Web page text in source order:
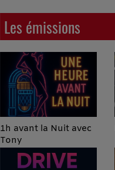
Les émissions
1h avant la Nuit avec
Tony